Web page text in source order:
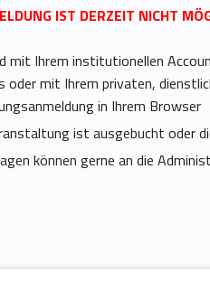
IST DERZEIT NICHT
mit Ihrem institutionellen
oder mit Ihrem privaten,
in Ihrem Browser
ist ausgebucht oder
können gerne an die